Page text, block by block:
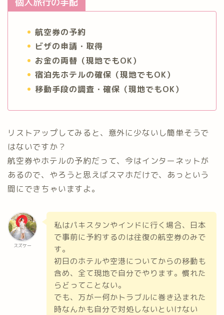
航空券の予約
ビザの申請・取得
お金の両替（現地でもOK）
宿泊先ホテルの確保（現地でもOK）
移動手段の調査・確保（現地でもOK）
リストアップしてみると、意外に少ないし簡単そうで
はないですか？
航空券やホテルの予約だって、今はインターネットが
あるので、やろうと思えばスマホだけで、あっという
間にできちゃいますよ。
スズケー
私はパキスタンやインドに行く場合、日本
で事前に予約するのは往復の航空券のみで
す。
初日のホテルや空港についてからの移動も
含め、全て現地で自分でやります。慣れた
らどってことない。
でも、万が一何かトラブルに巻き込まれた
時なんかも自分で対処しないといけない